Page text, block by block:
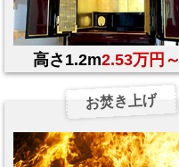
高さ1.2m2.53万円～
お焚き上げ